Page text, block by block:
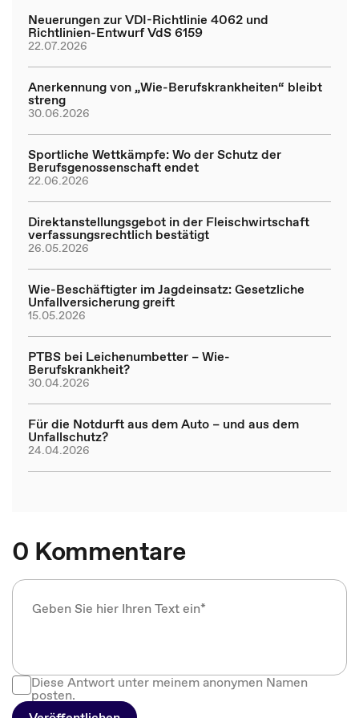
Neuerungen zur VDI-Richtlinie 4062 und
Richtlinien-Entwurf VdS 6159
22.07.2026
Anerkennung von „Wie-Berufskrankheiten“ bleibt
streng
30.06.2026
Sportliche Wettkämpfe: Wo der Schutz der
Berufsgenossenschaft endet
22.06.2026
Direktanstellungsgebot in der Fleischwirtschaft
verfassungsrechtlich bestätigt
26.05.2026
Wie-Beschäftigter im Jagdeinsatz: Gesetzliche
Unfallversicherung greift
15.05.2026
PTBS bei Leichenumbetter – Wie-
Berufskrankheit?
30.04.2026
Für die Notdurft aus dem Auto – und aus dem
Unfallschutz?
24.04.2026
0 Kommentare
Diese Antwort unter meinem anonymen Namen
posten.